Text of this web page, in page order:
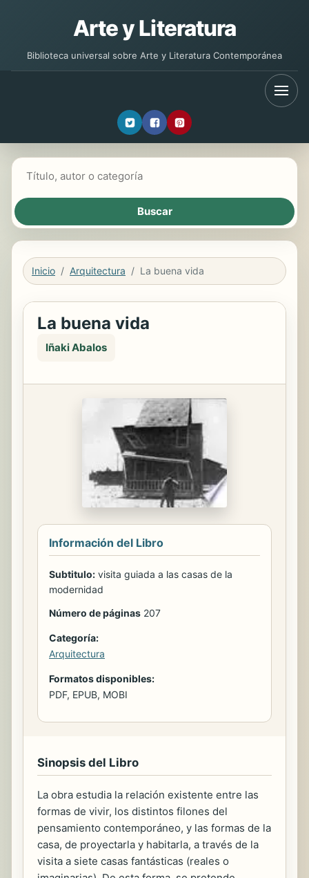
Arte y Literatura
Biblioteca universal sobre Arte y Literatura Contemporánea
Inicio Arquitectura La buena vida
La buena vida
Iñaki Abalos
Información del Libro
Subtitulo: visita guiada a las casas de la
modernidad
Número de páginas 207
Categoría:
Arquitectura
Formatos disponibles:
PDF, EPUB, MOBI
Sinopsis del Libro
La obra estudia la relación existente entre las
formas de vivir, los distintos filones del
pensamiento contemporáneo, y las formas de la
casa, de proyectarla y habitarla, a través de la
visita a siete casas fantásticas (reales o